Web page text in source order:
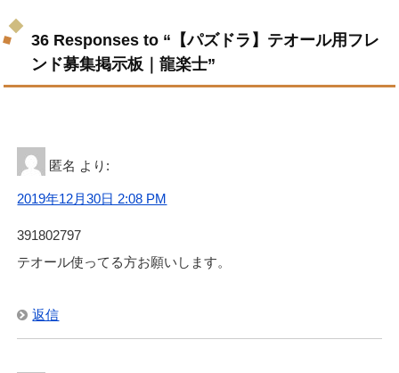
36 Responses to “【パズドラ】テオール用フレ
ンド募集掲示板｜龍楽士”
匿名 より:
2019年12月30日 2:08 PM
391802797
テオール使ってる方お願いします。
返信